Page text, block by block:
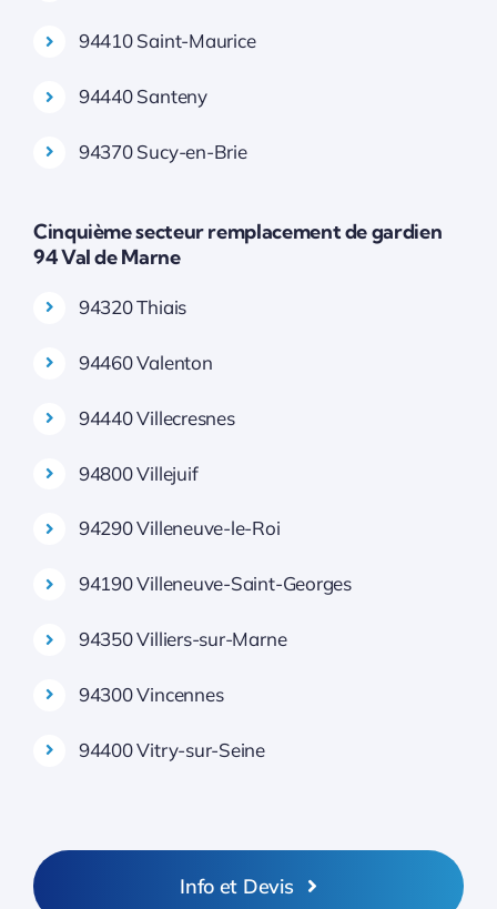
94410 Saint-Maurice
94440 Santeny
94370 Sucy-en-Brie
Cinquième secteur remplacement de gardien
94 Val de Marne
94320 Thiais
94460 Valenton
94440 Villecresnes
94800 Villejuif
94290 Villeneuve-le-Roi
94190 Villeneuve-Saint-Georges
94350 Villiers-sur-Marne
94300 Vincennes
94400 Vitry-sur-Seine
Info et Devis